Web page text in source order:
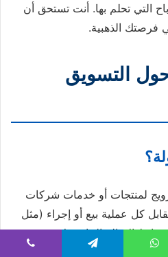
التي تحلم بها. أنت تستحق أن
فرصتك الذهبية.
حول التسويق
لمنتجات أو خدمات شركات
كل عملية بيع أو إجراء (مثل
رابط الإحالة الخاص بك.